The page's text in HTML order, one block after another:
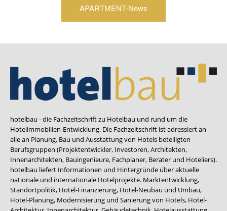
APARTMENT-News
hotelbau - die Fachzeitschrift zu Hotelbau und rund um die
Hotelimmobilien-Entwicklung. Die Fachzeitschrift ist adressiert an
alle an Planung, Bau und Ausstattung von Hotels beteiligten
Berufsgruppen (Projektentwickler, Investoren, Architekten,
Innenarchitekten, Bauingenieure, Fachplaner, Berater und Hoteliers).
hotelbau liefert Informationen und Hintergründe über aktuelle
nationale und internationale Hotelprojekte. Marktentwicklung,
Standortpolitik, Hotel-Finanzierung, Hotel-Neubau und Umbau,
Hotel-Planung, Modernisierung und Sanierung von Hotels, Hotel-